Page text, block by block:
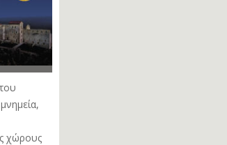
χώρους